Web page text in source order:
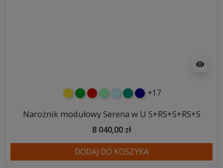
visibility
żółtyzielonyczerwony
miętowybłękitnyturkusowy
granatowy
+17
Narożnik modułowy Serena w U S+RS+S+RS+S
8 040,00 zł
DODAJ DO KOSZYKA